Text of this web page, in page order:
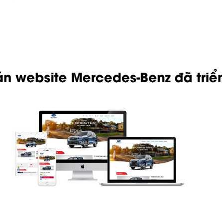
website Mercedes-Benz đã